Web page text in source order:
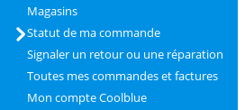
Magasins
Statut de ma commande
Signaler un retour ou une réparation
Toutes mes commandes et factures
Mon compte Coolblue